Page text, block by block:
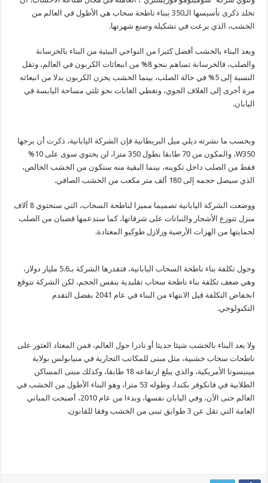
تخلد ذكرى تأسيسها الـ350 ببناء ناطحة سحاب هي الأطول في العالم من
الخشب، الذي برعت في تشكيله وصنع شهرتها.
ويعد البناء بالخشب أفضل كثيرا من النواحي البيئية من البناء بالخرسانة
والصلب، فالخرسانة تساهم بنحو 8% من انبعاثات الكربون في العالم، وتقل
النسبة إلى 5% في حالة الصلب، بينما الخشب يخزن الكربون بدلا من انبعاثه
مرة أخرى إلى الغلاف الجوي، وتغطي الغابات نحو ثلثي مساحة اليابسة في
اليابان.
وبحسب ما نشرته ديلي ميل البريطانية فإن الشركة اليابانية، ذكرت أن برجها
W350، والمكون من 70 طابقا بطول 350 مترا، لن يحتوي سوى على 10%
فقط من الصلب داخل تكوينه، بينما البقية منه ستكون من الخشب الخالص،
الذي سيصل حجمه إلى 180 ألف متر مكعب من الخشب الصافي.
ووضعت الشركة اليابانية تصميما مميزا لناطحة السحاب، التي ستحتوي 8 آلاف
منزل تتوزع الأشجار والنباتات على شرفاتها، كما ستدعمها قضبان من الصلب
لحمايتها من الهزات الأرضية وزلازل طوكيو المعتادة.
وحول تكلفة بناء ناطحة السحاب اليابانية، فتقدرها الشركة بـ5.6 مليار دولار،
وهي ضعف تكلفة بناء ناطحة سحاب تقليدية بنفس الحجم، لكن الشركة تتوقع
انخفاض التكلفة قبل الانتهاء من البناء في عام 2041 بفضل التقدم
التكنولوجي.
ولا يعد البناء بالخشب شيئا حديثا أو نادرا حول العالم، فمن المعتاد العثور على
ناطحات سحاب خشبية، مثل مبنى للمكاتب التجارية في منيابولس بولاية
مينيسوتا الأمريكية، والذي يبلغ ارتفاعه 18 طابقا، وكذلك مبنى المساكن
الطلابية في فانكوفر بكندا، وطوله 53 مترا، وهو البناء الأطول من الخشب في
العالم حتى الآن، وفي اليابان نفسها، وبدءا من عام 2010، أصبحت المباني
العامة التي تقل عن 3 طوابق تبنى من الخشب وفقا للقانون.